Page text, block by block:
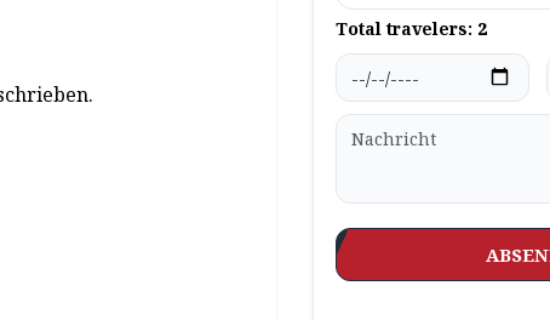
Total travelers: 2